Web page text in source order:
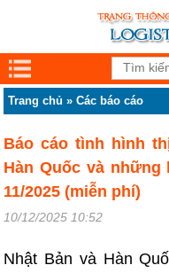
Trang chủ »Các báo cáo
Báo cáo tình hình
Hàn Quốc và
11/2025 (miễn phí)
10/12/2025 10:52
Nhật Bản và Hàn